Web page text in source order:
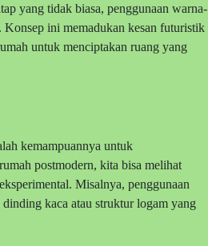
yang tidak biasa, penggunaan warna-
Konsep ini memadukan kesan futuristik
untuk menciptakan ruang yang
kemampuannya untuk
postmodern, kita bisa melihat
Misalnya, penggunaan
kaca atau struktur logam yang